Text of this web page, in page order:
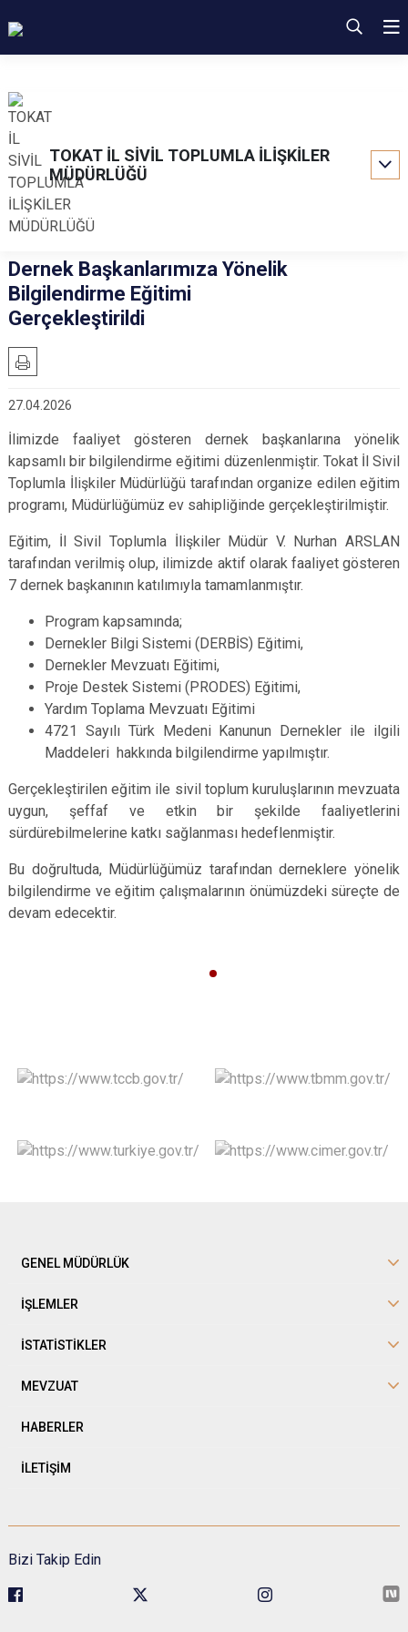
TOKAT İL SİVİL TOPLUMLA İLİŞKİLER
MÜDÜRLÜĞÜ
Dernek Başkanlarımıza Yönelik
Bilgilendirme Eğitimi
Gerçekleştirildi
27.04.2026
İlimizde faaliyet gösteren dernek başkanlarına yönelik
kapsamlı bir bilgilendirme eğitimi düzenlenmiştir. Tokat İl Sivil
Toplumla İlişkiler Müdürlüğü tarafından organize edilen eğitim
programı, Müdürlüğümüz ev sahipliğinde gerçekleştirilmiştir.
Eğitim, İl Sivil Toplumla İlişkiler Müdür V. Nurhan ARSLAN
tarafından verilmiş olup, ilimizde aktif olarak faaliyet gösteren
7 dernek başkanının katılımıyla tamamlanmıştır.
Program kapsamında;
Dernekler Bilgi Sistemi (DERBİS) Eğitimi,
Dernekler Mevzuatı Eğitimi,
Proje Destek Sistemi (PRODES) Eğitimi,
Yardım Toplama Mevzuatı Eğitimi
4721 Sayılı Türk Medeni Kanunun Dernekler ile ilgili
Maddeleri hakkında bilgilendirme yapılmıştır.
Gerçekleştirilen eğitim ile sivil toplum kuruluşlarının mevzuata
uygun, şeffaf ve etkin bir şekilde faaliyetlerini
sürdürebilmelerine katkı sağlanması hedeflenmiştir.
Bu doğrultuda, Müdürlüğümüz tarafından derneklere yönelik
bilgilendirme ve eğitim çalışmalarının önümüzdeki süreçte de
devam edecektir.
GENEL MÜDÜRLÜK
İŞLEMLER
İSTATİSTİKLER
MEVZUAT
HABERLER
İLETİŞİM
Bizi Takip Edin